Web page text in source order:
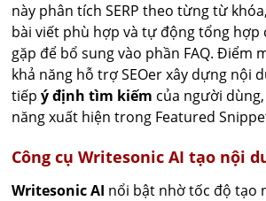
này phân tích SERP theo từng từ
bài viết phù hợp và tự động tổng
gặp để bổ sung vào phần FAQ. Điểm
khả năng hỗ trợ SEOer xây dựng nội
tiếpý định tìm kiếm của người
năng xuất hiện trong Featured
Công cụ Writesonic AI tạo nội
Writesonic AI nổi bật nhờ tốc độ tạo